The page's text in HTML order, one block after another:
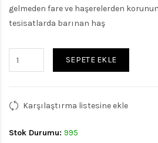
gelmeden fare ve haşerelerden
tesisatlarda barınan haş
SEPETE EKLE
Karşılaştırma listesine ekle
Stok Durumu: 995